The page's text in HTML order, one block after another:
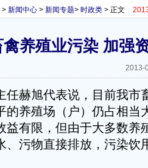
> 新闻中心 > 新闻专题> 时政类 > 正文
养殖业污染 加强
2013-
赫旭代表说，目前我市
的养殖场（户）仍占相当
益有限，但由于大多数养
、污物直接排放，污染饮